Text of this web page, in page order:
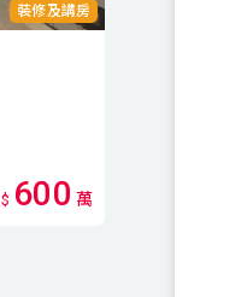
裝修及講房
$ 600 萬